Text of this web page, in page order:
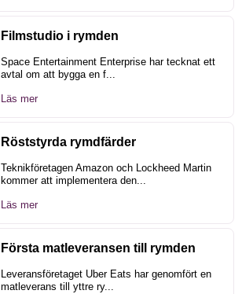
Filmstudio i rymden
Space Entertainment Enterprise har tecknat ett
avtal om att bygga en f...
Läs mer
Röststyrda rymdfärder
Teknikföretagen Amazon och Lockheed Martin
kommer att implementera den...
Läs mer
Första matleveransen till rymden
Leveransföretaget Uber Eats har genomfört en
matleverans till yttre ry...